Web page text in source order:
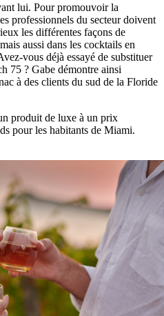
lui. Pour promouvoir la
professionnels du secteur doivent
les différentes façons de
aussi dans les cocktails en
vous déjà essayé de substituer
75 ? Gabe démontre ainsi
à des clients du sud de la Floride
produit de luxe à un prix
pour les habitants de Miami.